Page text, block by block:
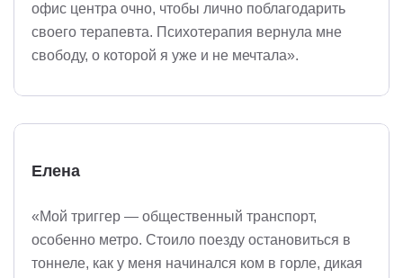
офис центра очно, чтобы лично поблагодарить
своего терапевта. Психотерапия вернула мне
свободу, о которой я уже и не мечтала».
Елена
«Мой триггер — общественный транспорт,
особенно метро. Стоило поезду остановиться в
тоннеле, как у меня начинался ком в горле, дикая